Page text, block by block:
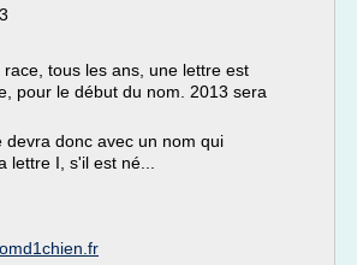
tous les ans, une lettre est
pour le début du nom. 2013 sera
devra donc avec un nom qui
lettre I, s'il est né...